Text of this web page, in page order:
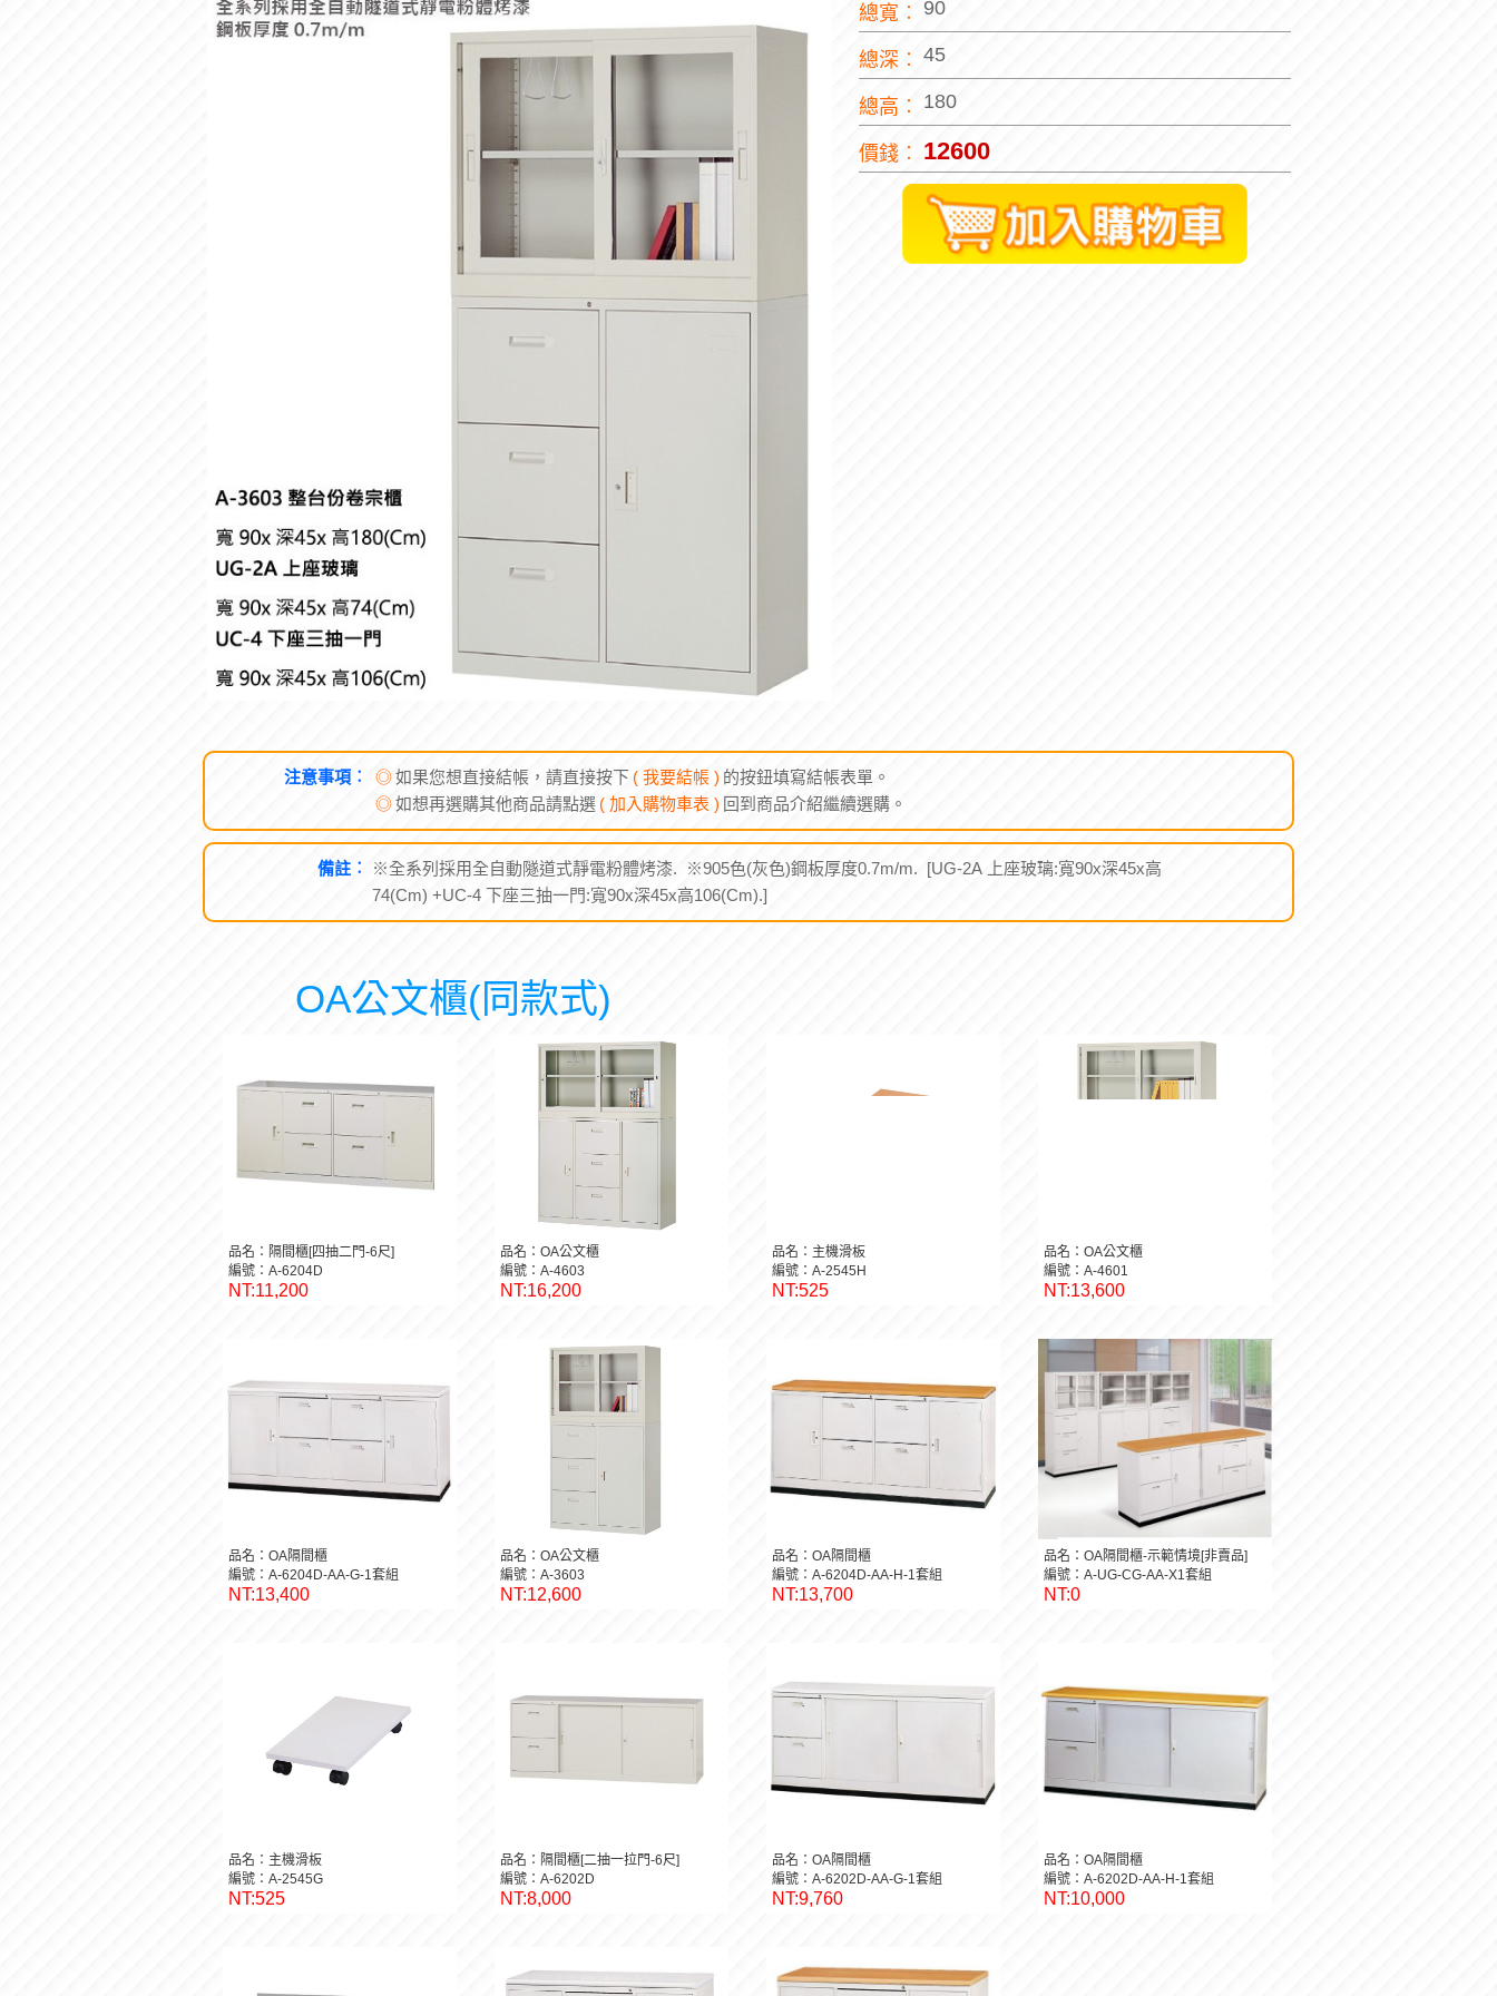
總寬︰ 90
總深︰ 45
總高︰ 180
價錢︰ 12600
注意事項︰ ◎如果您想直接結帳，請直接按下 ( 我要結帳 ) 的按鈕填寫結帳表單。
◎如想再選購其他商品請點選 ( 加入購物車表 ) 回到商品介紹繼續選購。
備註︰
※全系列採用全自動隧道式靜電粉體烤漆. ※905色(灰色)鋼板厚度0.7m/m. [UG-2A 上座玻璃:寬90x深45x高
74(Cm) +UC-4 下座三抽一門:寬90x深45x高106(Cm).]
OA公文櫃(同款式)
品名：隔間櫃[四抽二門-6尺]
編號：A-6204D
NT:11,200
品名：OA公文櫃
編號：A-4603
NT:16,200
品名：主機滑板
編號：A-2545H
NT:525
品名：OA公文櫃
編號：A-4601
NT:13,600
品名：OA隔間櫃
編號：A-6204D-AA-G-1套組
NT:13,400
品名：OA公文櫃
編號：A-3603
NT:12,600
品名：OA隔間櫃
編號：A-6204D-AA-H-1套組
NT:13,700
品名：OA隔間櫃-示範情境[非賣品]
編號：A-UG-CG-AA-X1套組
NT:0
品名：主機滑板
編號：A-2545G
NT:525
品名：隔間櫃[二抽一拉門-6尺]
編號：A-6202D
NT:8,000
品名：OA隔間櫃
編號：A-6202D-AA-G-1套組
NT:9,760
品名：OA隔間櫃
編號：A-6202D-AA-H-1套組
NT:10,000